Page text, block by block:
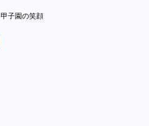
甲子園の笑顔